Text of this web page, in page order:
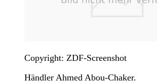
Copyright: ZDF-Screenshot
Händler Ahmed Abou-Chaker.